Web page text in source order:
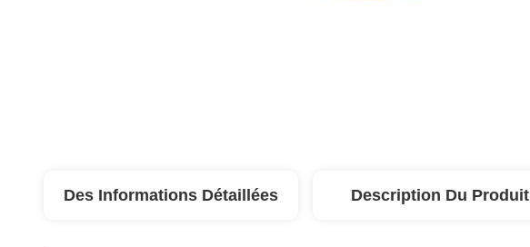
Des Informations Détaillées Description Du Produit